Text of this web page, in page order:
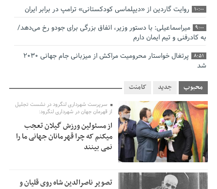
10:00 روایت گاردین از «دیپلماسی کودکستانی» ترامپ در برابر ایران
9:00
میراسماعیلی: با دستور وزیر، اتفاق بزرگی برای جودو رخ می‌دهد/
به کادرفنی و تیم ایمان دارم
8:51
پرتغال خواستار محرومیت مراکش از میزبانی جام جهانی ۲۰۳۰
شد
8:41 فریدون جیرانی: اکبر عبدی حیف شد
0:58
تسهیلات اشتغالزایی در اختیار نهادهای حمایتی باید براساس
اولویت‌های گیلان پرداخت شود
2:53
زمان جلسه سرنوشت‌ساز هیات رئیسه فدراسیون فوتبال با حضور
قلعه‌نویی مشخص شد
2:50
دفتر رهبر انقلاب: مطالب خارج از مراجع رسمی فاقد سندیت
2:46
محبوب جدید کامنت
سرپرست شهرداری لنگرود در نشست تجلیل
از قهرمان جهان در شهرداری لنگرود:
از مسئولین ورزش گیلان تعجب
میکنم که چرا قهرمانان جهانی ما را
نمی بینند
تصویر ناصرالدین شاه روی قلیان و